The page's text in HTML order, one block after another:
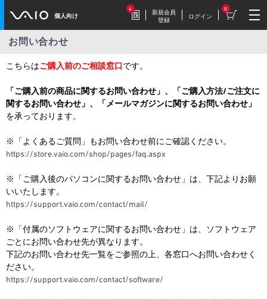
個人向け
4
2026.7.17
豪華特典付き！
特別価格の【VAIO F16 (VJF1618)】169,800円
（税込）
2026.7.9
【VAIOストア限定】トイ・スト
VAIO F16/F14に、トイ・ストーリーモデル
2026.7.9
毎週木曜更新！
今週だけの特別価格！VAIOストア WEEKLY
新規会員
登録
ログイン
0
お問い合わせ
こちらはご購入前のご相談窓口です。
「ご購入前の商品に関するお問い合わせ」、「ご購入方法/ご注文に
関するお問い合わせ」、「メールマガジンに関するお問い合わせ」
を承っております。
※「よくあるご質問」もお問い合わせ前にご確認ください。
https://store.vaio.com/shop/pages/faq.aspx
※「ご購入後のパソコンに関するお問い合わせ」は、下記よりお願
いいたします。
https://support.vaio.com/contact/mail/
※「付属のソフトウェアに関するお問い合わせ」は、ソフトウェア
ごとにお問い合わせ先が異なります。
下記のお問い合わせ先一覧をご参照の上、各窓口へお問い合わせく
ださい。
https://support.vaio.com/contact/software/